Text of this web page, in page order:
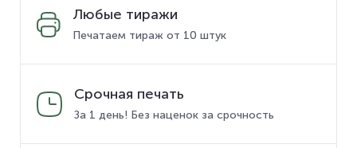
Любые тиражи
Печатаем тираж от 10 штук
Срочная печать
За 1 день! Без наценок за срочность